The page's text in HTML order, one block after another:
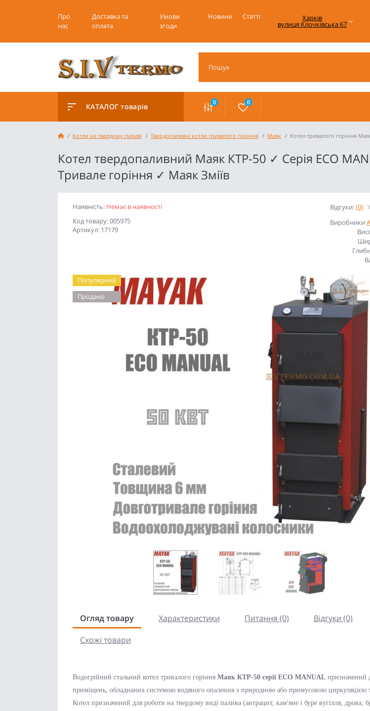
Про
нас
Доставка та
оплата
Умови
згоди
Новини Статті Харків
вулиця Клочківська 67
КАТАЛОГ товарів 0 0
Котли на твердому паливі Твердопаливні котли тривалого горіння Маяк Котел тривалого горіння
Котел твердопаливний Маяк КТР-50 ✓ Серія ECO
Тривале горіння ✓ Маяк Зміїв
Наявність: Немає в наявності
Код товару: 005975
Артикул: 17179
Відгуки:(0)
Виробники
Популярний
Продано
Огляд товару Характеристики Питання (0)
Відгуки (0)
Схожі товари
Водогрійний стальний котел тривалого горіння Маяк КТР-50 серії ECO MANUAL призначений
приміщень, обладнаних системою водяного опалення з природною або примусовою циркуляцією
Котел призначений для роботи на твердому виді палива (антрацит, кам'яне і буре вугілля, дрова,